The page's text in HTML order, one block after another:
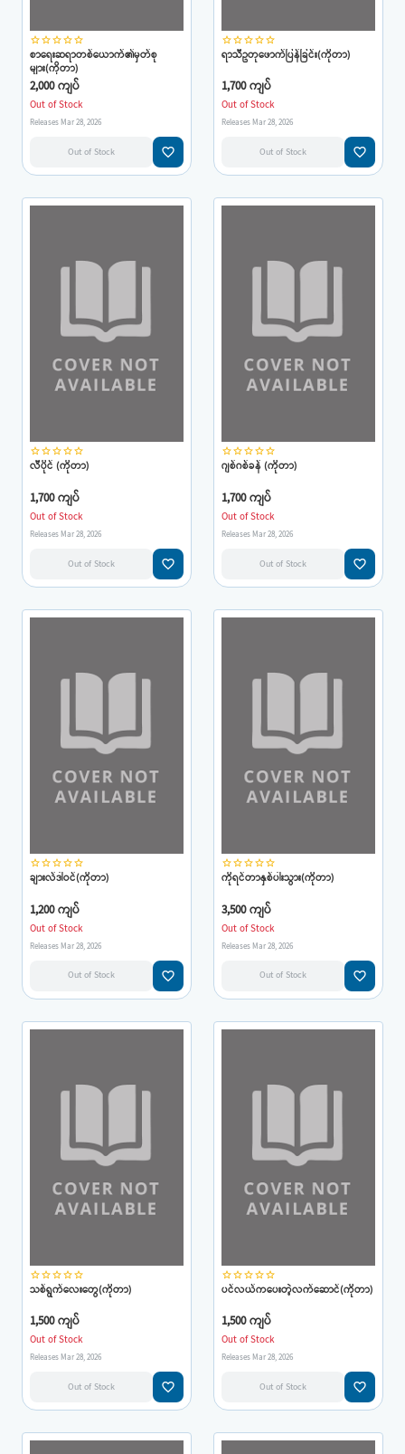
star_borderstar_borderstar_borderstar_borderstar_border
စာရေးဆရာတစ်ယောက်၏မှတ်စု
များ(ကိုတာ)
2,000 ကျပ်
Out of Stock
Releases Mar 28, 2026
Out of Stock favorite_border
star_borderstar_borderstar_borderstar_borderstar_border
ရာသီဥတုဖောက်ပြန်ခြင်း(ကိုတာ)
1,700 ကျပ်
Out of Stock
Releases Mar 28, 2026
Out of Stock favorite_border
star_borderstar_borderstar_borderstar_borderstar_border
လီပိုင် (ကိုတာ)
1,700 ကျပ်
Out of Stock
Releases Mar 28, 2026
Out of Stock favorite_border
star_borderstar_borderstar_borderstar_borderstar_border
ဂျစ်ဂစ်ခန် (ကိုတာ)
1,700 ကျပ်
Out of Stock
Releases Mar 28, 2026
Out of Stock favorite_border
star_borderstar_borderstar_borderstar_borderstar_border
ချားလ်ဒါဝင်(ကိုတာ)
1,200 ကျပ်
Out of Stock
Releases Mar 28, 2026
Out of Stock favorite_border
star_borderstar_borderstar_borderstar_borderstar_border
ကိုရင်တာနှစ်ပါးသွား(ကိုတာ)
3,500 ကျပ်
Out of Stock
Releases Mar 28, 2026
Out of Stock favorite_border
star_borderstar_borderstar_borderstar_borderstar_border
သစ်ရွက်လေးတွေ(ကိုတာ)
1,500 ကျပ်
Out of Stock
Releases Mar 28, 2026
Out of Stock favorite_border
star_borderstar_borderstar_borderstar_borderstar_border
ပင်လယ်ကပေးတဲ့လက်ဆောင်(ကိုတာ)
1,500 ကျပ်
Out of Stock
Releases Mar 28, 2026
Out of Stock favorite_border